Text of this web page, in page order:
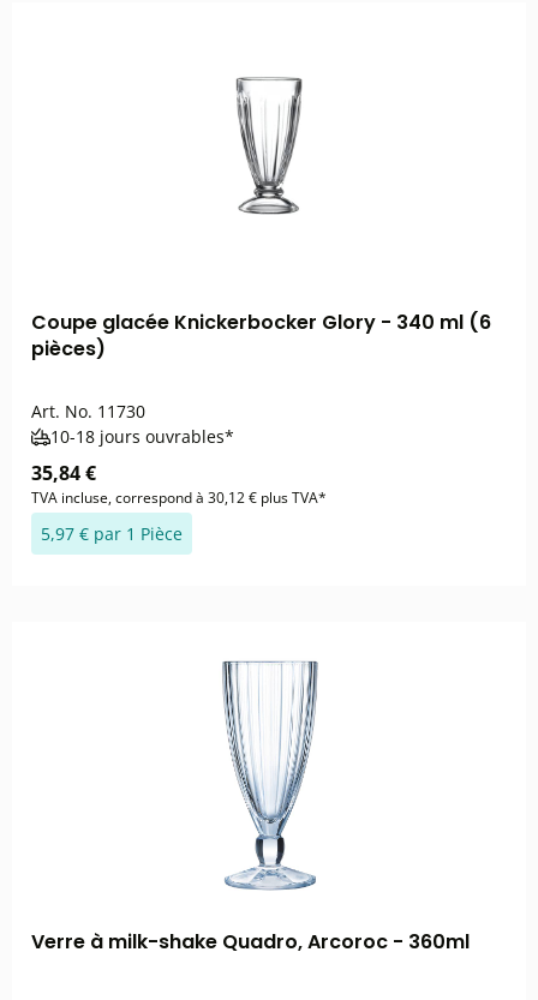
Coupe glacée Knickerbocker Glory - 340 ml (6
pièces)
Art. No. 11730
10-18 jours ouvrables*
35,84 €
TVA incluse, correspond à 30,12 € plus TVA*
5,97 € par 1 Pièce
Verre à milk-shake Quadro, Arcoroc - 360ml